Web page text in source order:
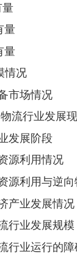
量
量
量
情况
市场情况
流行业发展
发展阶段
源利用情况
源利用与逆
产业发展情况
行业发展规模
行业运行的障